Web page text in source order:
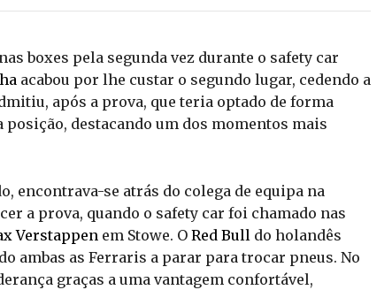
boxes pela segunda vez durante o safety car
acabou por lhe custar o segundo lugar, cedendo a
após a prova, que teria optado de forma
destacando um dos momentos mais
encontrava-se atrás do colega de equipa na
a prova, quando o safety car foi chamado nas
Verstappen em Stowe. O Red Bull do holandês
ambas as Ferraris a parar para trocar pneus. No
graças a uma vantagem confortável,